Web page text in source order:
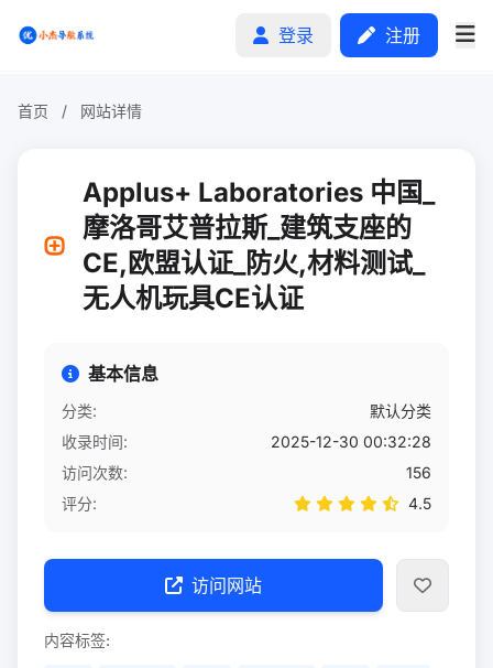
登录 注册
分类排行
申请收录
自助广告
首页 / 网站详情
Applus+ Laboratories 中国_
摩洛哥艾普拉斯_建筑支座的
CE,欧盟认证_防火,材料测试_
无人机玩具CE认证
基本信息
分类:
默认分类
收录时间:
2025-12-30 00:32:28
访问次数:
156
评分:
4.5
访问网站
内容标签: